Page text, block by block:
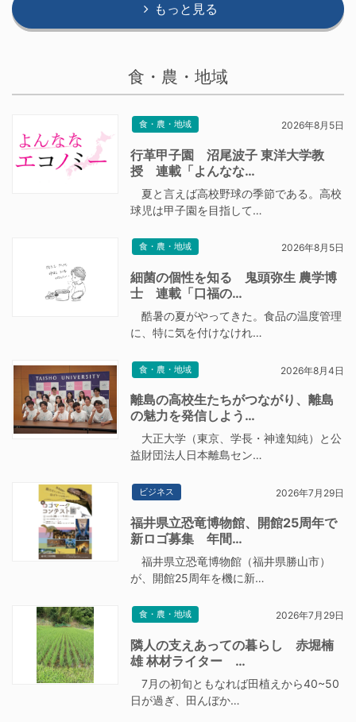
もっと見る
食・農・地域
食・農・地域 2026年8月5日
行革甲子園 沼尾波子 東洋大学教
授 連載「よんなな…
夏と言えば高校野球の季節である。高校
球児は甲子園を目指して…
食・農・地域 2026年8月5日
細菌の個性を知る 鬼頭弥生 農学博
士 連載「口福の…
酷暑の夏がやってきた。食品の温度管理
に、特に気を付けなけれ…
食・農・地域 2026年8月4日
離島の高校生たちがつながり、離島
の魅力を発信しよう…
大正大学（東京、学長・神達知純）と公
益財団法人日本離島セン…
ビジネス 2026年7月29日
福井県立恐竜博物館、開館25周年で
新ロゴ募集 年間…
福井県立恐竜博物館（福井県勝山市）
が、開館25周年を機に新…
食・農・地域 2026年7月29日
隣人の支えあっての暮らし 赤堀楠
雄 林材ライター …
7月の初旬ともなれば田植えから40~50
日が過ぎ、田んぼか…